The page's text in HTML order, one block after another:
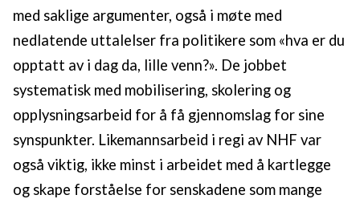
med saklige argumenter, også i møte med
nedlatende uttalelser fra politikere som «hva er du
opptatt av i dag da, lille venn?». De jobbet
systematisk med mobilisering, skolering og
opplysningsarbeid for å få gjennomslag for sine
synspunkter. Likemannsarbeid i regi av NHF var
også viktig, ikke minst i arbeidet med å kartlegge
og skape forståelse for senskadene som mange